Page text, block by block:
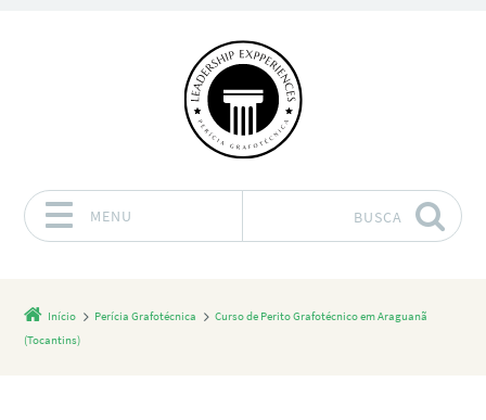
MENU BUSCA
Início Perícia Grafotécnica
Curso de Perito Grafotécnico em Araguanã
(Tocantins)